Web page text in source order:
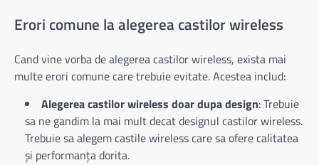
Erori comune la alegerea castilor wireless
Cand vine vorba de alegerea castilor wireless, exista mai
multe erori comune care trebuie evitate. Acestea includ:
Alegerea castilor wireless doar dupa design: Trebuie
sa ne gandim la mai mult decat designul castilor wireless.
Trebuie sa alegem castile wireless care sa ofere calitatea
și performanța dorita.